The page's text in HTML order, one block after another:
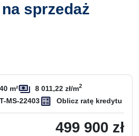
sprzedaż
m² 8 011,22 zł/m2
MS-22403 Oblicz ratę kredytu
499 900 zł